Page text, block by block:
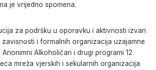
je vrijedno spomena.
za podršku u oporavku i aktivnosti izvan
i formalnih organizacija uzajamne
Alkoholičari i drugi programi 12
mreža vjerskih i sekularnih organizacija